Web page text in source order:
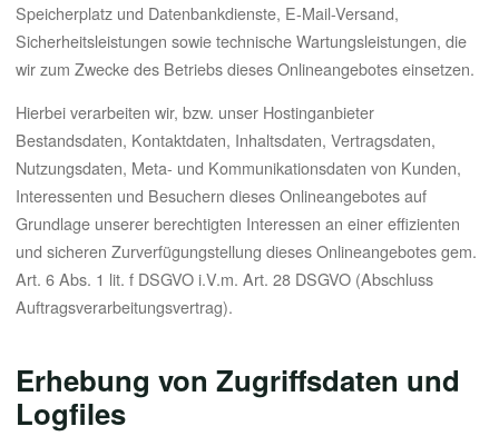
Speicherplatz und Datenbankdienste, E-Mail-Versand,
Sicherheitsleistungen sowie technische Wartungsleistungen, die
wir zum Zwecke des Betriebs dieses Onlineangebotes einsetzen.
Hierbei verarbeiten wir, bzw. unser Hostinganbieter
Bestandsdaten, Kontaktdaten, Inhaltsdaten, Vertragsdaten,
Nutzungsdaten, Meta- und Kommunikationsdaten von Kunden,
Interessenten und Besuchern dieses Onlineangebotes auf
Grundlage unserer berechtigten Interessen an einer effizienten
und sicheren Zurverfügungstellung dieses Onlineangebotes gem.
Art. 6 Abs. 1 lit. f DSGVO i.V.m. Art. 28 DSGVO (Abschluss
Auftragsverarbeitungsvertrag).
Erhebung von Zugriffsdaten und
Logfiles